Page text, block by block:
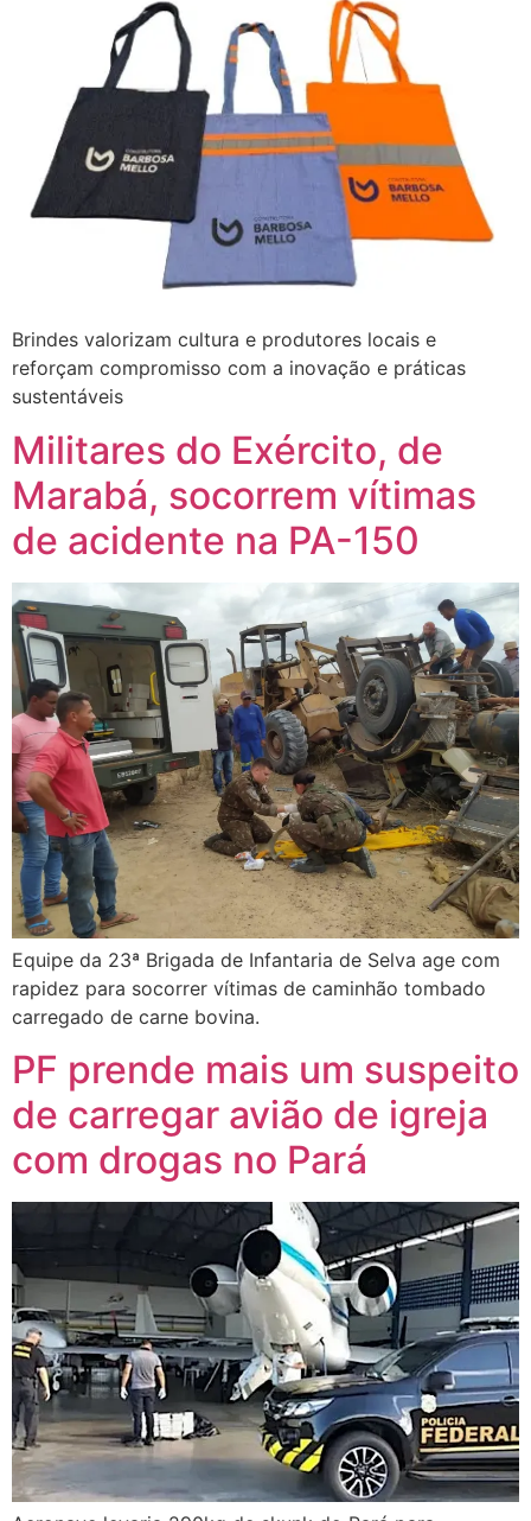
Brindes valorizam cultura e produtores locais e
reforçam compromisso com a inovação e práticas
sustentáveis
Militares do Exército, de
Marabá, socorrem vítimas
de acidente na PA-150
Equipe da 23ª Brigada de Infantaria de Selva age com
rapidez para socorrer vítimas de caminhão tombado
carregado de carne bovina.
PF prende mais um suspeito
de carregar avião de igreja
com drogas no Pará